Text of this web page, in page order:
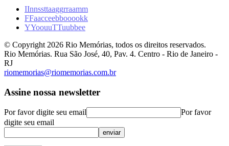
IInnssttaaggrraamm
FFaacceebbooookk
YYoouuTTuubbee
© Copyright 2026 Rio Memórias, todos os direitos reservados.
Rio Memórias. Rua São José, 40, Pav. 4. Centro - Rio de Janeiro -
RJ
riomemorias@riomemorias.com.br
Assine nossa newsletter
Por favor digite seu email
Por favor
digite seu email
enviar